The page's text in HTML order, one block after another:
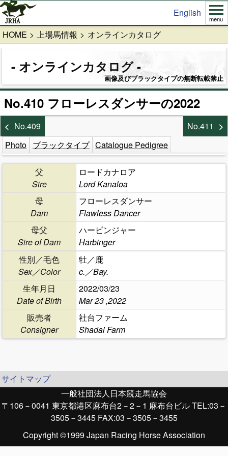
English
menu
HOME 上場馬情報 オンラインカタログ
オンラインカタログ
画像及びブラックタイプの無断転載禁止
No.410 フローレスダンサーの2022
No.409
No.411
Photo ブラックタイプ Catalogue Pedigree
父
Sire
ロードカナロア
Lord Kanaloa
母
Dam
フローレスダンサー
Flawless Dancer
母父
Sire of Dam
ハービンジャー
Harbinger
性別／毛色
Sex／Color
牡／鹿
c.／Bay.
生年月日
Date of Birth
2022/03/23
Mar 23 ,2022
販売者
Consigner
社台ファーム
Shadai Farm
サイトマップ
一般社団法人日本競走馬協会
〒106－0041 東京都港区麻布台2－2－1 麻布台ビル TEL:03－
3505－3445 FAX:03－3505－3455
Copyright ©1999 Japan Racing Horse Association